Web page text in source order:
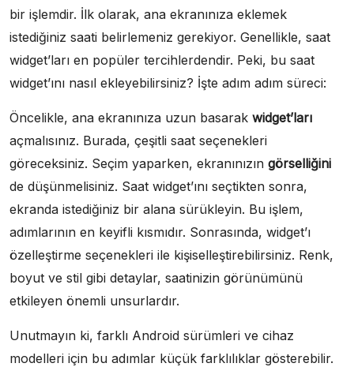
bir işlemdir. İlk olarak, ana ekranınıza eklemek
istediğiniz saati belirlemeniz gerekiyor. Genellikle, saat
widget’ları en popüler tercihlerdendir. Peki, bu saat
widget’ını nasıl ekleyebilirsiniz? İşte adım adım süreci:
Öncelikle, ana ekranınıza uzun basarak widget’ları
açmalısınız. Burada, çeşitli saat seçenekleri
göreceksiniz. Seçim yaparken, ekranınızın görselliğini
de düşünmelisiniz. Saat widget’ını seçtikten sonra,
ekranda istediğiniz bir alana sürükleyin. Bu işlem,
adımlarının en keyifli kısmıdır. Sonrasında, widget’ı
özelleştirme seçenekleri ile kişiselleştirebilirsiniz. Renk,
boyut ve stil gibi detaylar, saatinizin görünümünü
etkileyen önemli unsurlardır.
Unutmayın ki, farklı Android sürümleri ve cihaz
modelleri için bu adımlar küçük farklılıklar gösterebilir.